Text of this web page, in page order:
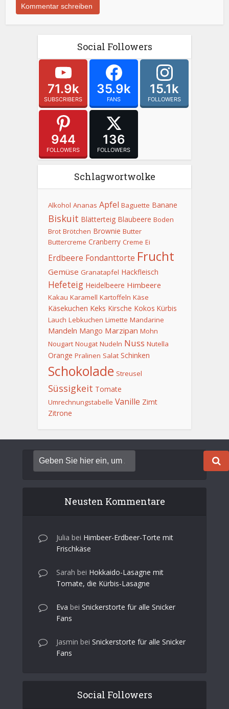
Social Followers
71.9k
SUBSCRIBERS
35.9k
FANS
15.1k
FOLLOWERS
944
FOLLOWERS
136
FOLLOWERS
Schlagwortwolke
Alkohol Ananas Apfel Baguette Banane
Biskuit Blätterteig Blaubeere Boden
Brot Brötchen Brownie Butter
Buttercreme Cranberry Creme Ei
Erdbeere Fondanttorte Frucht
Gemüse Granatapfel Hackfleisch
Hefeteig Heidelbeere Himbeere
Kakau Karamell Kartoffeln Käse
Käsekuchen Keks Kirsche Kokos Kürbis
Lauch Lebkuchen Limette Mandarine
Mandeln Mango Marzipan Mohn
Nougart Nougat Nudeln Nuss Nutella
Orange Pralinen Salat Schinken
Schokolade Streusel
Süssigkeit Tomate
Umrechnungstabelle Vanille Zimt
Zitrone
Neusten Kommentare
Julia bei Himbeer-Erdbeer-Torte mit
Frischkäse
Sarah bei Hokkaido-Lasagne mit
Tomate, die Kürbis-Lasagne
Eva bei Snickerstorte für alle Snicker
Fans
Jasmin bei Snickerstorte für alle Snicker
Fans
Social Followers